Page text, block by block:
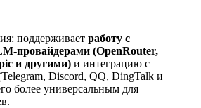
поддерживает работу с
провайдерами (OpenRouter,
и другими) и интеграцию с
Discord, QQ, DingTalk и
более универсальным для